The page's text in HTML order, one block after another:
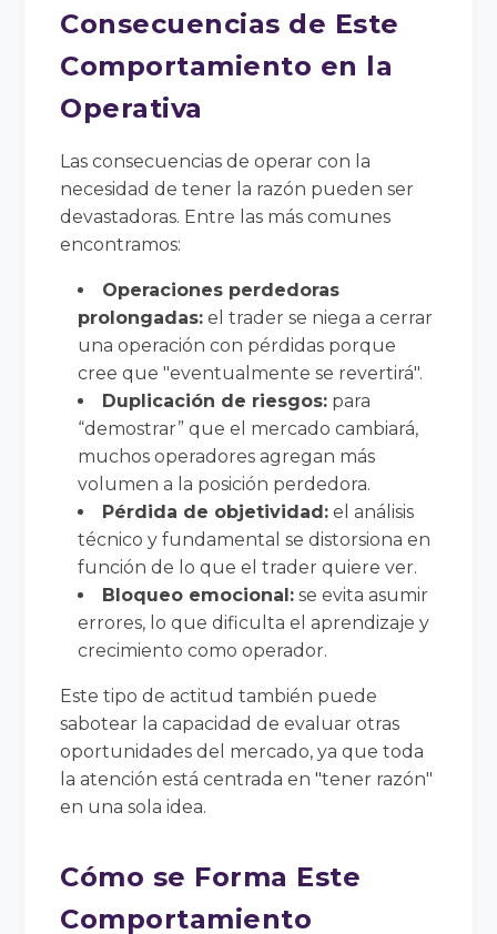
Consecuencias de Este
Comportamiento en la
Operativa
Las consecuencias de operar con la
necesidad de tener la razón pueden ser
devastadoras. Entre las más comunes
encontramos:
Operaciones perdedoras
prolongadas: el trader se niega a cerrar
una operación con pérdidas porque
cree que "eventualmente se revertirá".
Duplicación de riesgos: para
“demostrar” que el mercado cambiará,
muchos operadores agregan más
volumen a la posición perdedora.
Pérdida de objetividad: el análisis
técnico y fundamental se distorsiona en
función de lo que el trader quiere ver.
Bloqueo emocional: se evita asumir
errores, lo que dificulta el aprendizaje y
crecimiento como operador.
Este tipo de actitud también puede
sabotear la capacidad de evaluar otras
oportunidades del mercado, ya que toda
la atención está centrada en "tener razón"
en una sola idea.
Cómo se Forma Este
Comportamiento